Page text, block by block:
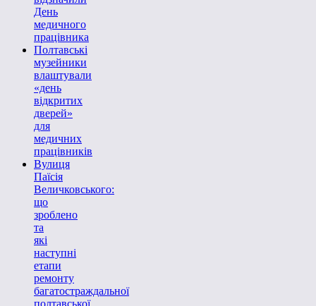
День
медичного
працівника
Полтавські
музейники
влаштували
«день
відкритих
дверей»
для
медичних
працівників
Вулиця
Паїсія
Величковського:
що
зроблено
та
які
наступні
етапи
ремонту
багатостраждальної
полтавської